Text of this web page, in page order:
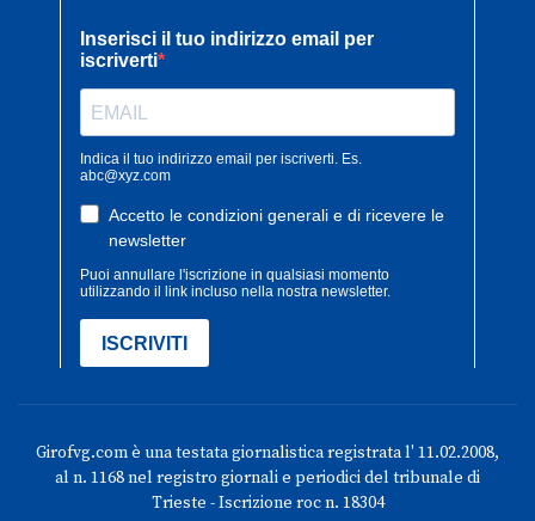
Girofvg.com è una testata giornalistica registrata l' 11.02.2008,
al n. 1168 nel registro giornali e periodici del tribunale di
Trieste - Iscrizione roc n. 18304